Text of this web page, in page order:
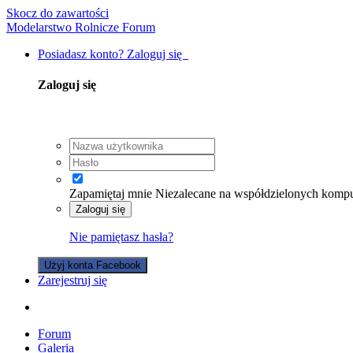
Skocz do zawartości
Modelarstwo Rolnicze Forum
Posiadasz konto? Zaloguj się
Zaloguj się
Zapamiętaj mnie Niezalecane na współdzielonych
Zaloguj się
Nie pamiętasz hasła?
Użyj konta Facebook
Zarejestruj się
Forum
Galeria